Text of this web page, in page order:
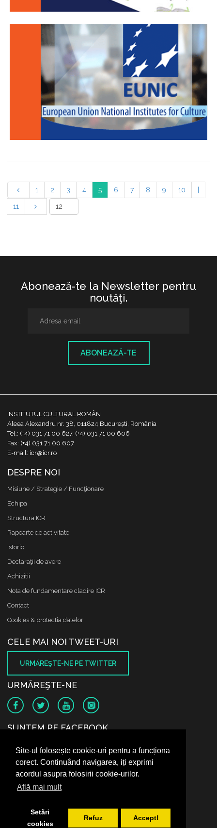
Site-ul folosește cookie-uri pentru a funcționa
corect. Continuând navigarea, iți exprimi
acordul asupra folosirii cookie-urilor.
Află mai mult
Setări
cookies
Refuz Accept!
1 2 3 4 5 6 7 8 9 10
11
Abonează-te la Newsletter pentru
noutăţi.
ABONEAZĂ-TE
INSTITUTUL CULTURAL ROMÂN
Aleea Alexandru nr. 38, 011824 București, România
Tel.: (+4) 031 71 00 627, (+4) 031 71 00 606
Fax: (+4) 031 71 00 607
E-mail: icr@icr.ro
DESPRE NOI
Misiune / Strategie / Funcţionare
Echipa
Structura ICR
Rapoarte de activitate
Istoric
Declaraţii de avere
Achizitii
Nota de fundamentare cladire ICR
Contact
Cookies & protectia datelor
CELE MAI NOI TWEET-URI
URMĂREŞTE-NE PE TWITTER
URMĂREŞTE-NE
SUNTEM PE FACEBOOK